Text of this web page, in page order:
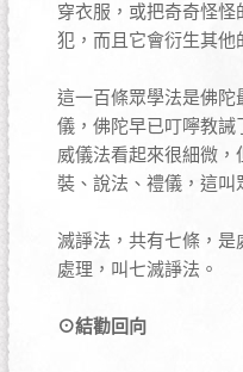
穿衣服，或把奇奇怪
犯，而且它會衍生其
這一百條眾學法是佛
儀，佛陀早已叮嚀教
威儀法看起來很細微
裝、說法、禮儀，這
滅諍法，共有七條，
處理，叫七滅諍法。
⊙結勸回向